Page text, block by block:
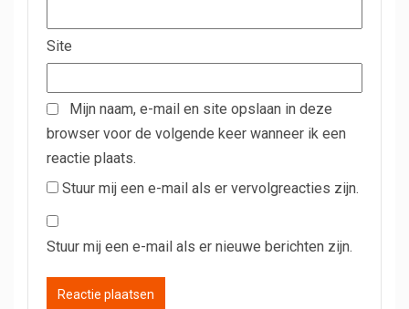
Site
Mijn naam, e-mail en site opslaan in deze
browser voor de volgende keer wanneer ik een
reactie plaats.
Stuur mij een e-mail als er vervolgreacties zijn.
Stuur mij een e-mail als er nieuwe berichten zijn.